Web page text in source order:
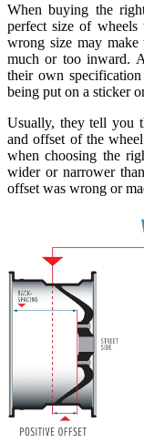
When buying the
perfect size of
wrong size may make
much or too inward.
their own
being put on a sticker
Usually, they tell you
and offset of the
when choosing the
wider or narrower
offset was wrong or